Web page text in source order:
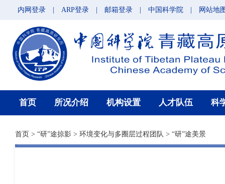
内网登录 ARP登录 邮箱登录 中国科学院 网站地
首页 所况介绍 机构设置 人才队伍 科
首页 > “研”途掠影 > 环境变化与多圈层过程团队 > “研”途美景